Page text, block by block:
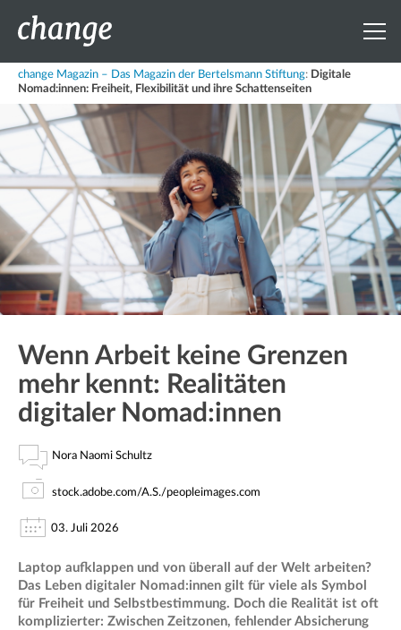
change Magazin – Das Magazin der Bertelsmann Stiftung: Digitale
Nomad:innen: Freiheit, Flexibilität und ihre Schattenseiten
Wenn Arbeit keine Grenzen
mehr kennt: Realitäten
digitaler Nomad:innen
Nora Naomi Schultz
stock.adobe.com/A.S./peopleimages.com
03. Juli 2026
Laptop aufklappen und von überall auf der Welt arbeiten?
Das Leben digitaler Nomad:innen gilt für viele als Symbol
für Freiheit und Selbstbestimmung. Doch die Realität ist oft
komplizierter: Zwischen Zeitzonen, fehlender Absicherung